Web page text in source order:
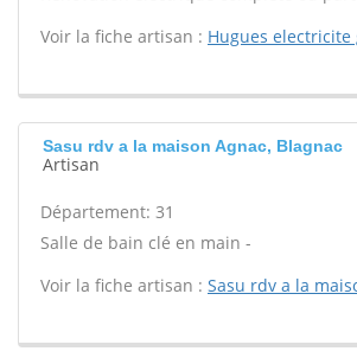
Voir la fiche artisan : Hugues electricite
Sasu rdv a la maison Agnac, Blagnac
Artisan
Département: 31
Salle de bain clé en main -
Voir la fiche artisan : Sasu rdv a la